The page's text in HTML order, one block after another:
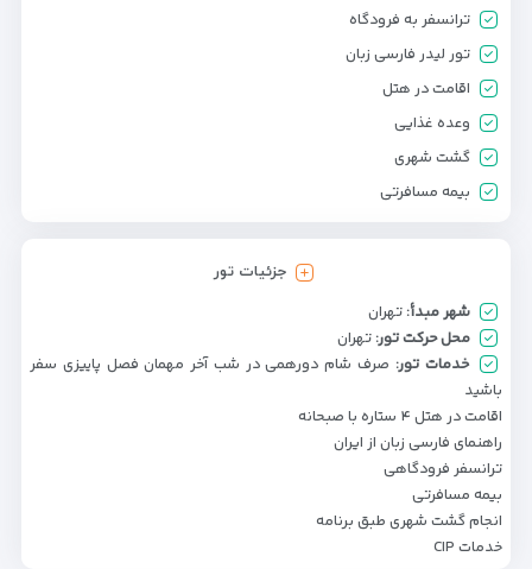
ترانسفر به فرودگاه
تور لیدر فارسی زبان
اقامت در هتل
وعده غذایی
گشت شهری
بیمه مسافرتی
جزئیات تور
شهر مبدأ: تهران
محل حرکت تور: تهران
خدمات تور: صرف شام دورهمی در شب آخر مهمان فصل پاییزی سفر
باشید
اقامت در هتل ۴ ستاره با صبحانه
راهنمای فارسی زبان از ایران
ترانسفر فرودگاهی
بیمه مسافرتی
انجام گشت شهری طبق برنامه
خدمات CIP